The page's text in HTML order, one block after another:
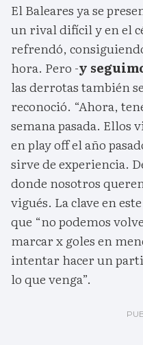
El Baleares ya se
un rival difícil y en el
refrendó,
hora. Pero -y
las derrotas también
reconoció. “Ahora,
semana pasada. Ellos
en play off el año
sirve de experiencia.
donde nosotros
vigués. La clave en
que “no podemos
marcar x goles en
intentar hacer un
lo que venga”.